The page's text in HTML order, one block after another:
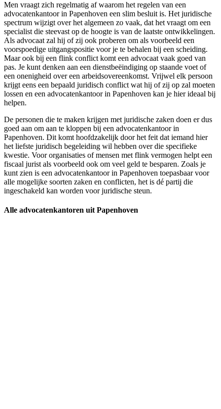
Men vraagt zich regelmatig af waarom het regelen van een
advocatenkantoor in Papenhoven een slim besluit is. Het juridische
spectrum wijzigt over het algemeen zo vaak, dat het vraagt om een
specialist die steevast op de hoogte is van de laatste ontwikkelingen.
Als advocaat zal hij of zij ook proberen om als voorbeeld een
voorspoedige uitgangspositie voor je te behalen bij een scheiding.
Maar ook bij een flink conflict komt een advocaat vaak goed van
pas. Je kunt denken aan een dienstbeëindiging op staande voet of
een onenigheid over een arbeidsovereenkomst. Vrijwel elk persoon
krijgt eens een bepaald juridisch conflict wat hij of zij op zal moeten
lossen en een advocatenkantoor in Papenhoven kan je hier ideaal bij
helpen.
De personen die te maken krijgen met juridische zaken doen er dus
goed aan om aan te kloppen bij een advocatenkantoor in
Papenhoven. Dit komt hoofdzakelijk door het feit dat iemand hier
het liefste juridisch begeleiding wil hebben over die specifieke
kwestie. Voor organisaties of mensen met flink vermogen helpt een
fiscaal jurist als voorbeeld ook om veel geld te besparen. Zoals je
kunt zien is een advocatenkantoor in Papenhoven toepasbaar voor
alle mogelijke soorten zaken en conflicten, het is dé partij die
ingeschakeld kan worden voor juridische steun.
Alle advocatenkantoren uit Papenhoven